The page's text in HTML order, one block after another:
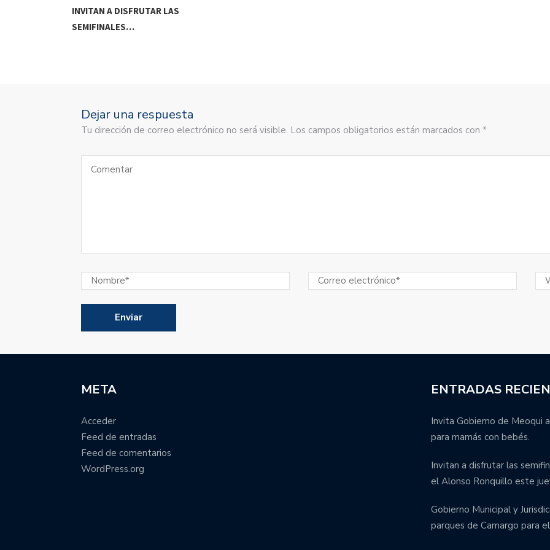
INVITAN A DISFRUTAR LAS
SEMIFINALES…
Dejar una respuesta
Tu dirección de correo electrónico no será visible. Los campos obligatorios están marcados con *
META
Acceder
Feed de entradas
Feed de comentarios
WordPress.org
ENTRADAS
Invita Gobierno de Meoqui
para mamás con bebés.
Invitan a disfrutar las
el Alonso Ronquillo este
Gobierno Municipal y
parques de Camargo para